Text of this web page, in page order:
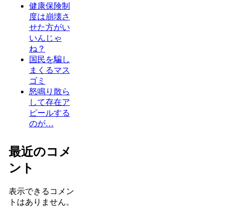
健康保険制
度は崩壊さ
せた方がい
いんじゃ
ね？
国民を騙し
まくるマス
ゴミ
怒鳴り散ら
して存在ア
ピールする
のが…
最近のコメ
ント
表示できるコメン
トはありません。